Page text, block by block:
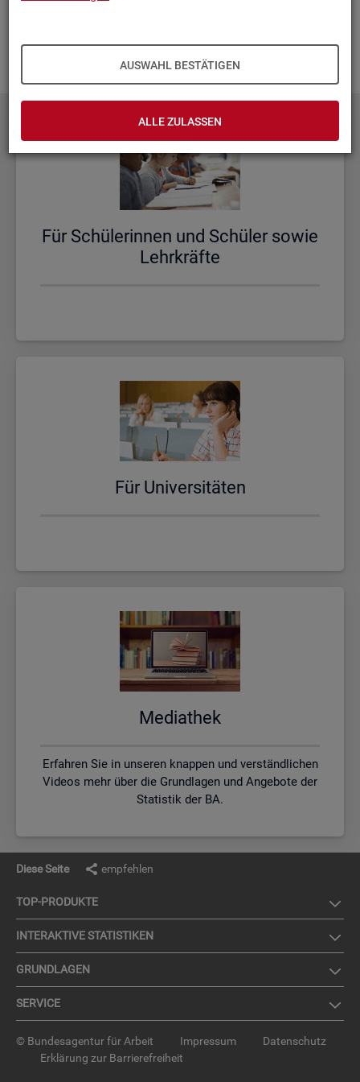
AUSWAHL BESTÄTIGEN
ALLE ZULASSEN
das gern in un­se­re Pla­nun­gen auf.
Für Schü­le­rin­nen und Schü­ler sowie
Lehr­kräf­te
Für Uni­ver­si­tä­ten
Me­dia­thek
Erfahren Sie in unseren knappen und verständlichen
Videos mehr über die Grundlagen und Angebote der
Statistik der BA.
Diese Seite empfehlen
TOP-PRO­DUK­TE
IN­TER­AK­TI­VE STA­TIS­TI­KEN
GRUND­LA­GEN
SER­VICE
© Bundesagentur für Arbeit Impressum
Datenschutz
Erklärung zur Barrierefreiheit